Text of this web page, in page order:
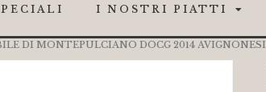
I NOSTRI PIATTI
DI MONTEPULCIANO DOCG 2014 AVIGNONESI